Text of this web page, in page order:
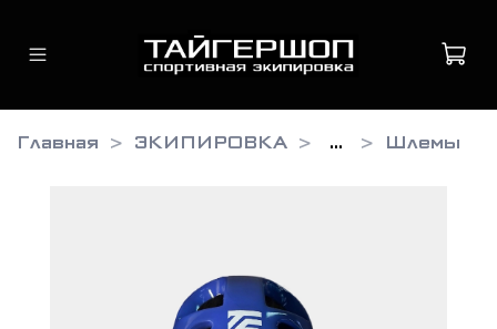
Главная ЭКИПИРОВКА ... Шлемы